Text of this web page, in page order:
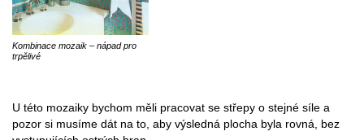
Kombinace mozaik – nápad pro
trpělivé
U této mozaiky bychom měli pracovat se střepy o stejné síle a
pozor si musíme dát na to, aby výsledná plocha byla rovná, bez